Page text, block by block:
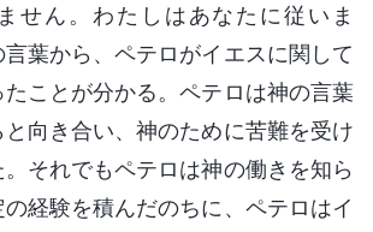
せん。わたしはあなたに従いま
葉から、ペテロがイエスに関して
ことが分かる。ペテロは神の言葉
向き合い、神のために苦難を受け
それでもペテロは神の働きを知ら
経験を積んだのちに、ペテロはイ